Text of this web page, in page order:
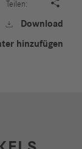
Teilen: 
 Download
hinzufügen